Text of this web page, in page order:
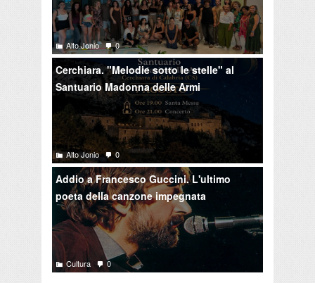
Alto Jonio 0
Cerchiara. "Melodie sotto le stelle" al
Santuario Madonna delle Armi
Alto Jonio 0
Addio a Francesco Guccini. L'ultimo
poeta della canzone impegnata
Cultura 0